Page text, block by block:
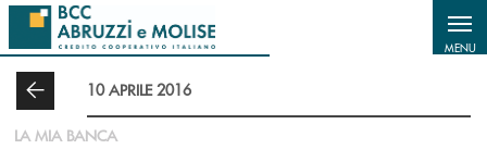
Salta al contenuto principale
MENU
10 APRILE 2016
LA MIA BANCA